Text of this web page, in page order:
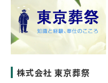
株式会社 東京葬祭